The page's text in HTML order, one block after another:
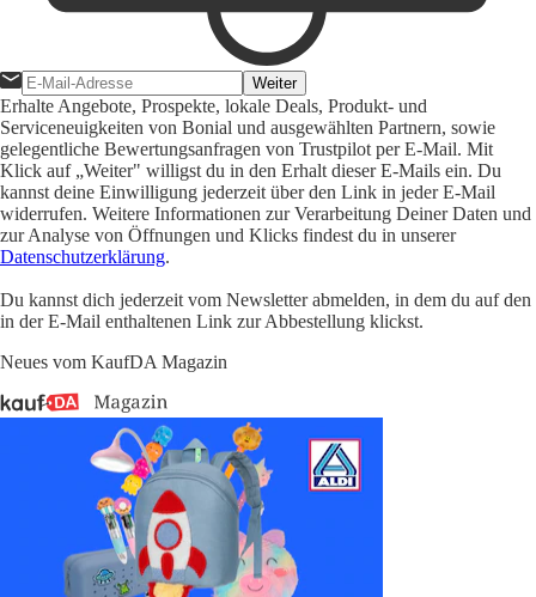
Weiter
Erhalte Angebote, Prospekte, lokale Deals, Produkt- und
Serviceneuigkeiten von Bonial und ausgewählten Partnern, sowie
gelegentliche Bewertungsanfragen von Trustpilot per E-Mail. Mit
Klick auf „Weiter" willigst du in den Erhalt dieser E-Mails ein. Du
kannst deine Einwilligung jederzeit über den Link in jeder E-Mail
widerrufen. Weitere Informationen zur Verarbeitung Deiner Daten und
zur Analyse von Öffnungen und Klicks findest du in unserer
Datenschutzerklärung.
Du kannst dich jederzeit vom Newsletter abmelden, in dem du auf den
in der E-Mail enthaltenen Link zur Abbestellung klickst.
Neues vom KaufDA Magazin